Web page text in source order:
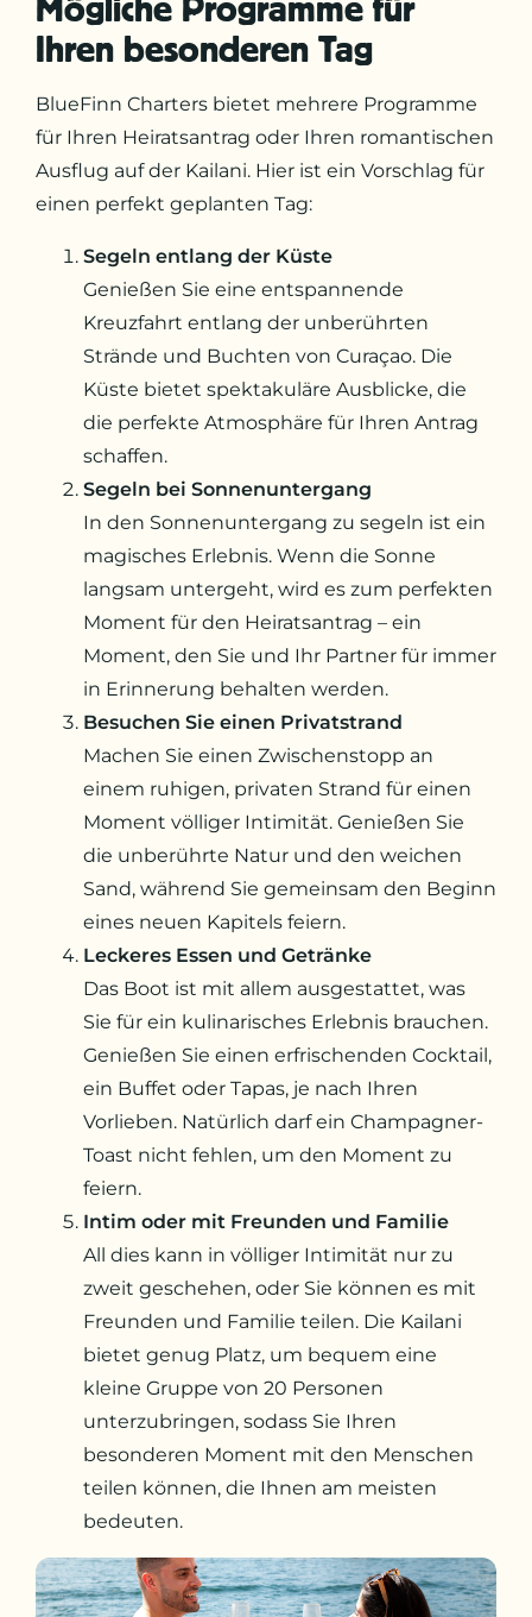
Ihren besonderen Tag
BlueFinn Charters bietet mehrere Programme
für Ihren Heiratsantrag oder Ihren romantischen
Ausflug auf der Kailani. Hier ist ein Vorschlag für
einen perfekt geplanten Tag:
Segeln entlang der Küste
Genießen Sie eine entspannende
Kreuzfahrt entlang der unberührten
Strände und Buchten von Curaçao. Die
Küste bietet spektakuläre Ausblicke, die
die perfekte Atmosphäre für Ihren Antrag
schaffen.
Segeln bei Sonnenuntergang
In den Sonnenuntergang zu segeln ist ein
magisches Erlebnis. Wenn die Sonne
langsam untergeht, wird es zum perfekten
Moment für den Heiratsantrag – ein
Moment, den Sie und Ihr Partner für immer
in Erinnerung behalten werden.
Besuchen Sie einen Privatstrand
Machen Sie einen Zwischenstopp an
einem ruhigen, privaten Strand für einen
Moment völliger Intimität. Genießen Sie
die unberührte Natur und den weichen
Sand, während Sie gemeinsam den Beginn
eines neuen Kapitels feiern.
Leckeres Essen und Getränke
Das Boot ist mit allem ausgestattet, was
Sie für ein kulinarisches Erlebnis brauchen.
Genießen Sie einen erfrischenden Cocktail,
ein Buffet oder Tapas, je nach Ihren
Vorlieben. Natürlich darf ein Champagner-
Toast nicht fehlen, um den Moment zu
feiern.
Intim oder mit Freunden und Familie
All dies kann in völliger Intimität nur zu
zweit geschehen, oder Sie können es mit
Freunden und Familie teilen. Die Kailani
bietet genug Platz, um bequem eine
kleine Gruppe von 20 Personen
unterzubringen, sodass Sie Ihren
besonderen Moment mit den Menschen
teilen können, die Ihnen am meisten
bedeuten.